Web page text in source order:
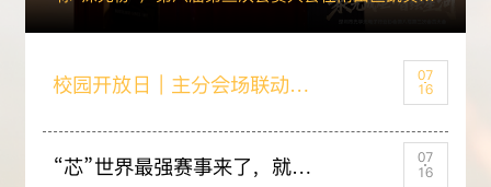
校园开放日｜主分会场联动，用志愿服务“解读”ICOC新篇章
07
16
“芯”世界最强赛事来了，就在深技大！
07
16